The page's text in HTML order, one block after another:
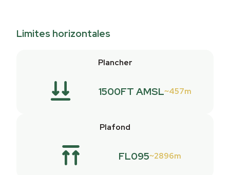
Limites horizontales
Plancher
1500FT AMSL 457m
Plafond
FL095 2896m